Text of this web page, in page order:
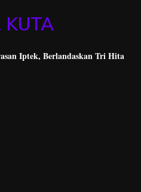
KUTA
Iptek, Berlandaskan Tri Hita